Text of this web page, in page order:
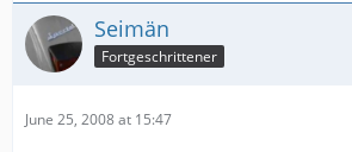
Seimän
Fortgeschrittener
June 25, 2008 at 15:47